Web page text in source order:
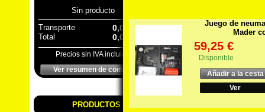
Sin producto
Transporte
0,00 €
Total 0,00 €
Precios sin IVA incluido
Ver resumen de compra
PRODUCTOS
Juego de
Mader
59,25 €
Disponible
Añadir a la cesta
Ver